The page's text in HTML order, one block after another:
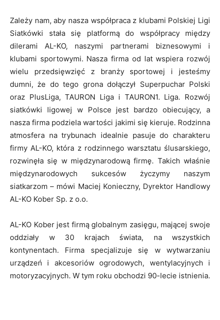
Zależy nam, aby nasza współpraca z klubami Polskiej Ligi
Siatkówki stała się platformą do współpracy między
dilerami AL-KO, naszymi partnerami biznesowymi i
klubami sportowymi. Nasza firma od lat wspiera rozwój
wielu przedsięwzięć z branży sportowej i jesteśmy
dumni, że do tego grona dołączył Superpuchar Polski
oraz PlusLiga, TAURON Liga i TAURON1. Liga. Rozwój
siatkówki ligowej w Polsce jest bardzo obiecujący, a
nasza firma podziela wartości jakimi się kieruje. Rodzinna
atmosfera na trybunach idealnie pasuje do charakteru
firmy AL-KO, która z rodzinnego warsztatu ślusarskiego,
rozwinęła się w międzynarodową firmę. Takich właśnie
międzynarodowych sukcesów życzymy naszym
siatkarzom – mówi Maciej Konieczny, Dyrektor Handlowy
AL-KO Kober Sp. z o.o.
AL-KO Kober jest firmą globalnym zasięgu, mającej swoje
oddziały w 30 krajach świata, na wszystkich
kontynentach. Firma specjalizuje się w wytwarzaniu
urządzeń i akcesoriów ogrodowych, wentylacyjnych i
motoryzacyjnych. W tym roku obchodzi 90-lecie istnienia.